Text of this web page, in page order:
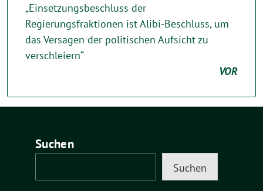
„Einsetzungsbeschluss der
Regierungsfraktionen ist Alibi-Beschluss, um
das Versagen der politischen Aufsicht zu
verschleiern“
VOR
Suchen
Suchen